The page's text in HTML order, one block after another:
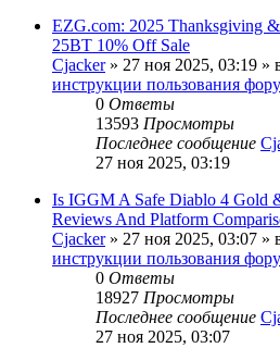
EZG.com: 2025 Thanksgiving
25BT 10% Off Sale
Cjacker» 27 ноя 2025, 03:19 »
инструкции пользования
0 Ответы
13593 Просмотры
Последнее сообщение
27 ноя 2025, 03:19
Is IGGM A Safe Diablo 4 Gold
Reviews And Platform
Cjacker» 27 ноя 2025, 03:07 »
инструкции пользования
0 Ответы
18927 Просмотры
Последнее сообщение
27 ноя 2025, 03:07